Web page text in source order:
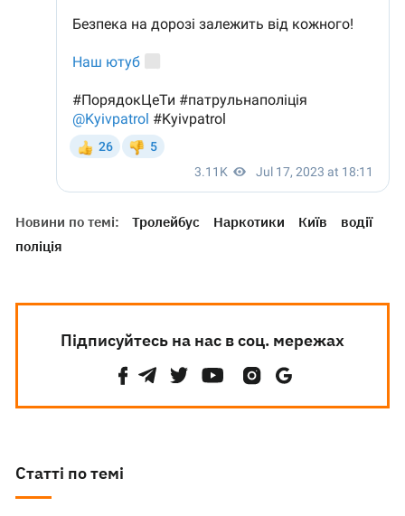
Новини по темі: Тролейбус Наркотики Київ
водії
поліція
Підписуйтесь на нас в соц. мережах
Статті по темі